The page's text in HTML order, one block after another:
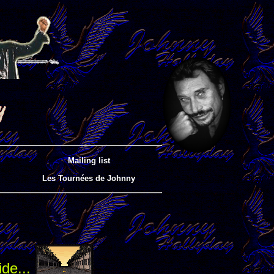
Mailing list
Les Tournées de Johnny